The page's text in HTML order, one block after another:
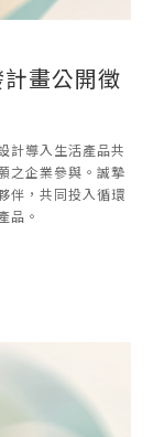
畫公開徵
計導入生活產品共
之企業參與。誠摯
伴，共同投入循環
品。